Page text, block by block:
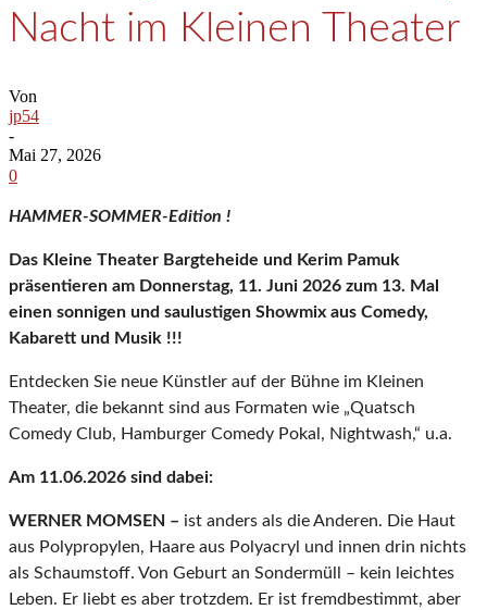
Nacht im Kleinen Theater
Von
jp54
-
Mai 27, 2026
0
HAMMER-SOMMER-Edition !
Das Kleine Theater Bargteheide und Kerim Pamuk
präsentieren am Donnerstag, 11. Juni 2026 zum 13. Mal
einen sonnigen und saulustigen Showmix aus Comedy,
Kabarett und Musik !!!
Entdecken Sie neue Künstler auf der Bühne im Kleinen
Theater, die bekannt sind aus Formaten wie „Quatsch
Comedy Club, Hamburger Comedy Pokal, Nightwash,“ u.a.
Am 11.06.2026 sind dabei:
WERNER MOMSEN – ist anders als die Anderen. Die Haut
aus Polypropylen, Haare aus Polyacryl und innen drin nichts
als Schaumstoff. Von Geburt an Sondermüll – kein leichtes
Leben. Er liebt es aber trotzdem. Er ist fremdbestimmt, aber